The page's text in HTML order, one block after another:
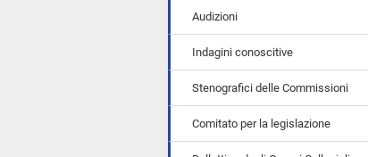
Audizioni
Indagini conoscitive
Stenografici delle Commissioni
Comitato per la legislazione